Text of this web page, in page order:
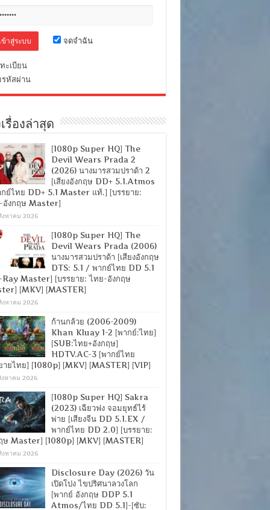
จดจำฉัน
ะเบียน
หัสผ่าน
รื่องล่าสุด
[1080p Super HQ] The
Devil Wears Prada 2
(2026) นางมารสวมปราด้า 2
[เสียงอังกฤษ DD+ 5.1.Atmos
ย์ไทย DD+ 5.1 Master แท้.] [บรรยาย:
อังกฤษ Master]
งหาคม 2026
[1080p Super HQ] The
Devil Wears Prada (2006)
นางมารสวมปราด้า [เสียงอังกฤษ
DTS: 5.1 / พากย์ไทย DD 5.1
Master] [บรรยาย: ไทย-อังกฤษ
[MKV] [MASTER]
งหาคม 2026
ก้านกล้วย (2006-2009)
Khan Kluay 1-2 [พากย์:ไทย]
[SUB:ไทย+อังกฤษ]
HDTV.AC-3 [พากย์ไทย
ายไทย] [1080p] [MKV] [MASTER] [VIP]
งหาคม 2026
[1080p Super HQ] Sakra
(2023) เฉียวฟง จอมยุทธ์ไร้
พ่าย [เสียงจีน DD 5.1.EX /
พากย์ไทย DD 2.0] [บรรยาย:
ษ Master] [1080p] [MKV] [MASTER]
งหาคม 2026
Disclosure Day (2026) วัน
เปิดโปง ไขปริศนาลวงโลก
[พากย์ อังกฤษ DDP 5.1
Atmos/ไทย DD 5.1]-[ซับ: